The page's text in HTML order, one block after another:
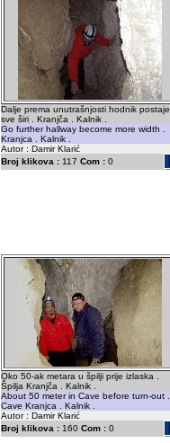
Dalje prema unutrašnjosti hodnik postaje
sve širi . Kranjča . Kalnik .
Go further hallway become more width .
Kranjca . Kalnik .
Autor : Damir Klarić
Broj klikova :117 Com :0
Oko 50-ak metara u špilji prije izlaska .
Špilja Kranjča . Kalnik .
About 50 meter in Cave before turn-out .
Cave Kranjca . Kalnik .
Autor : Damir Klarić
Broj klikova :160 Com :0